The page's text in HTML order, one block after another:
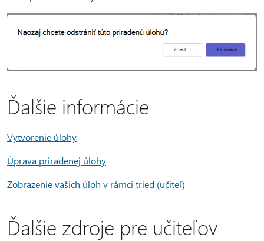
Ďalšie informácie
Vytvorenie úlohy
Úprava priradenej úlohy
Zobrazenie vašich úloh v rámci tried (učiteľ)
Ďalšie zdroje pre učiteľov